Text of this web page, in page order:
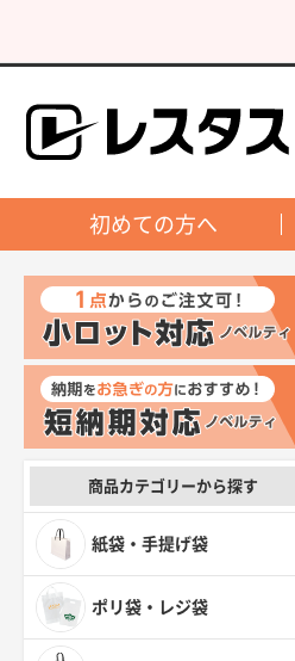
初めての方へ
商品カテゴリーから探す
紙袋・手提げ袋
ポリ袋・レジ袋